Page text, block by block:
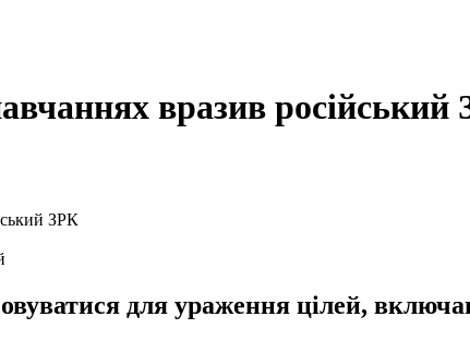
вразив російський
для ураження цілей,